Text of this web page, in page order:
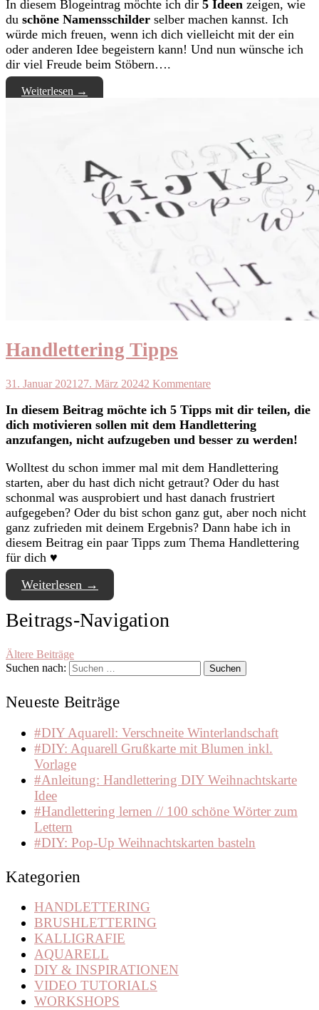
In diesem Blogeintrag möchte ich dir 5 Ideen zeigen, wie
du schöne Namensschilder selber machen kannst. Ich
würde mich freuen, wenn ich dich vielleicht mit der ein
oder anderen Idee begeistern kann! Und nun wünsche ich
dir viel Freude beim Stöbern….
Weiterlesen →
Handlettering Tipps
31. Januar 2021 27. März 20242 Kommentare
In diesem Beitrag möchte ich 5 Tipps mit dir teilen, die
dich motivieren sollen mit dem Handlettering
anzufangen, nicht aufzugeben und besser zu werden!
Wolltest du schon immer mal mit dem Handlettering
starten, aber du hast dich nicht getraut? Oder du hast
schonmal was ausprobiert und hast danach frustriert
aufgegeben? Oder du bist schon ganz gut, aber noch nicht
ganz zufrieden mit deinem Ergebnis? Dann habe ich in
diesem Beitrag ein paar Tipps zum Thema Handlettering
für dich ♥︎
Weiterlesen →
Beitrags-Navigation
Ältere Beiträge
Suchen nach:
Neueste Beiträge
#DIY Aquarell: Verschneite Winterlandschaft
#DIY: Aquarell Grußkarte mit Blumen inkl.
Vorlage
#Anleitung: Handlettering DIY Weihnachtskarte
Idee
#Handlettering lernen // 100 schöne Wörter zum
Lettern
#DIY: Pop-Up Weihnachtskarten basteln
Kategorien
HANDLETTERING
BRUSHLETTERING
KALLIGRAFIE
AQUARELL
DIY & INSPIRATIONEN
VIDEO TUTORIALS
WORKSHOPS